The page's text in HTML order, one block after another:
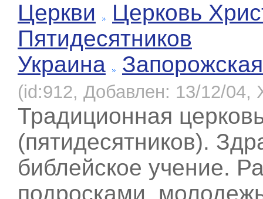
Церкви
Церковь
Пятидесятников
Украина
Запорожская
(id:912, Добавлен: 13/12/04,
Традиционная
(пятидесятников).
библейское учение.
подросками,